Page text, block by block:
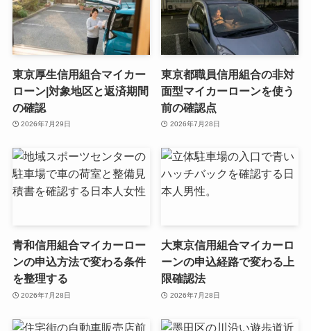
東京厚生信用組合マイカー
ローン|対象地区と返済期間
の確認
2026年7月29日
東京都職員信用組合の非対
面型マイカーローンを使う
前の確認点
2026年7月28日
青和信用組合マイカーロー
ンの申込方法で変わる条件
を整理する
2026年7月28日
大東京信用組合マイカーロ
ーンの申込経路で変わる上
限確認法
2026年7月28日